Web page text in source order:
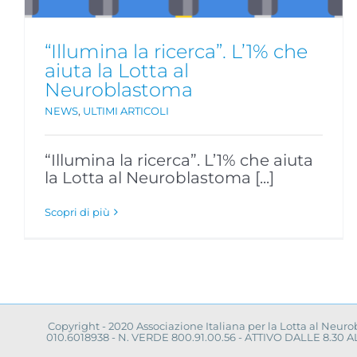
“Illumina la ricerca”. L’1% che
aiuta la Lotta al
Neuroblastoma
NEWS, ULTIMI ARTICOLI
“Illumina la ricerca”. L’1% che aiuta
la Lotta al Neuroblastoma [...]
Scopri di più
Copyright - 2020 Associazione Italiana per la Lotta al
010.6018938 - N. VERDE 800.91.00.56 - ATTIVO DALLE 8.30